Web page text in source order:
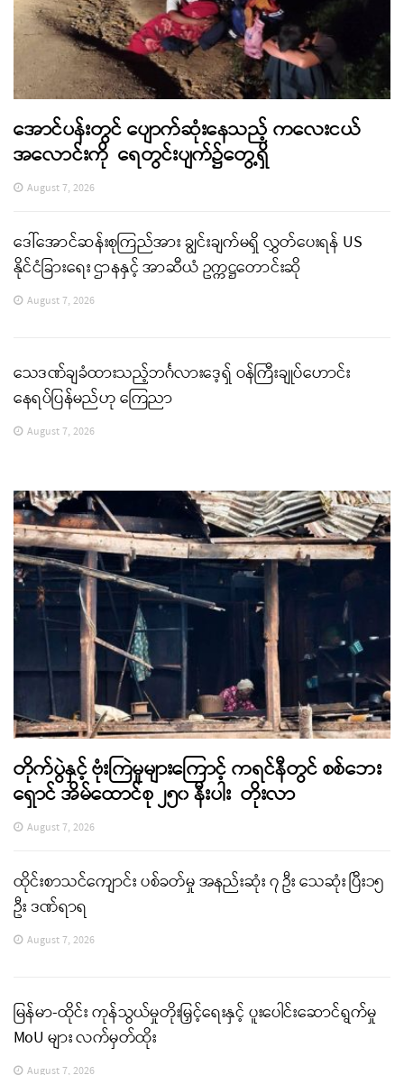
အောင်ပန်းတွင် ပျောက်ဆုံးနေသည့် ကလေးငယ်
အလောင်းကို ရေတွင်းပျက်၌တွေ့ရှိ
August 7, 2026
ဒေါ်အောင်ဆန်းစုကြည်အား ချွင်းချက်မရှိ လွှတ်ပေးရန် US
နိုင်ငံခြားရေး ဌာနနှင့် အာဆီယံ ဥက္ကဋ္ဌတောင်းဆို
August 7, 2026
သေဒဏ်ချခံထားသည့်ဘင်္ဂလားဒေ့ရှ် ဝန်ကြီးချုပ်ဟောင်း
နေရပ်ပြန်မည်ဟု ကြေညာ
August 7, 2026
တိုက်ပွဲနှင့် ဗုံးကြဲမှုများကြောင့် ကရင်နီတွင် စစ်ဘေး
ရှောင် အိမ်ထောင်စု ၂၅၀ နီးပါး တိုးလာ
August 7, 2026
ထိုင်းစာသင်ကျောင်း ပစ်ခတ်မှု အနည်းဆုံး ၇ ဦး သေဆုံး ပြီး၁၅
ဦး ဒဏ်ရာရ
August 7, 2026
မြန်မာ-ထိုင်း ကုန်သွယ်မှုတိုးမြှင့်ရေးနှင့် ပူးပေါင်းဆောင်ရွက်မှု
MoU များ လက်မှတ်ထိုး